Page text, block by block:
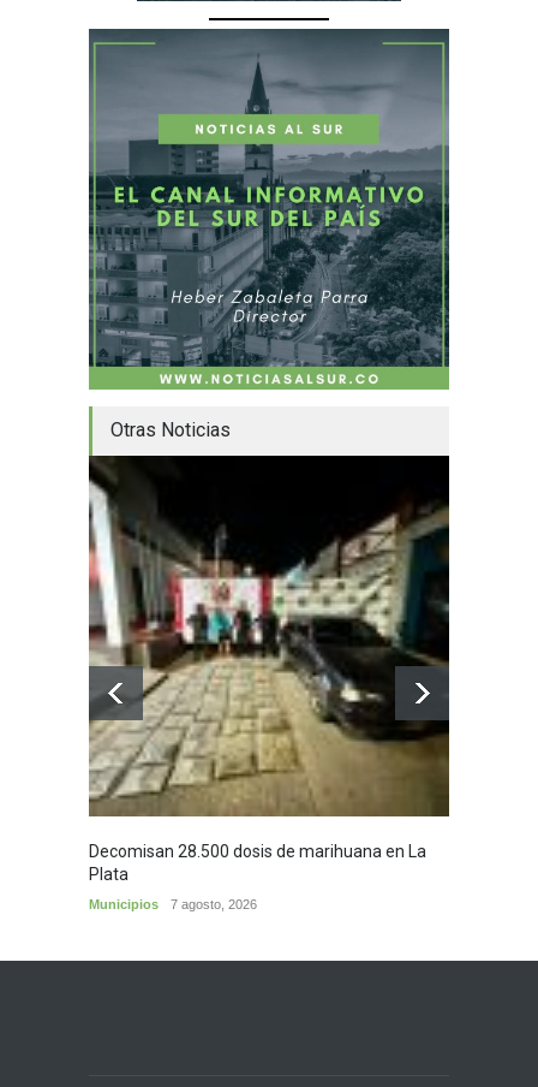
Otras Noticias
Decomisan 28.500 dosis de marihuana en La
Plata
Municipios 7 agosto, 2026